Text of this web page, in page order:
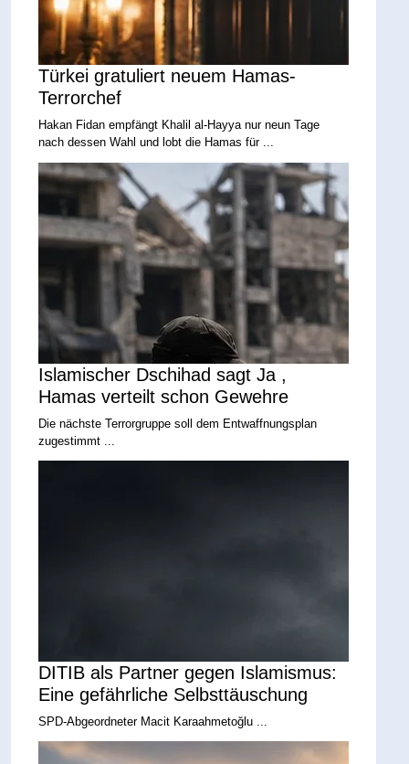
Türkei gratuliert neuem Hamas-
Terrorchef
Hakan Fidan empfängt Khalil al-Hayya nur neun Tage
nach dessen Wahl und lobt die Hamas für ...
Islamischer Dschihad sagt Ja ,
Hamas verteilt schon Gewehre
Die nächste Terrorgruppe soll dem Entwaffnungsplan
zugestimmt ...
DITIB als Partner gegen Islamismus:
Eine gefährliche Selbsttäuschung
SPD-Abgeordneter Macit Karaahmetoğlu ...